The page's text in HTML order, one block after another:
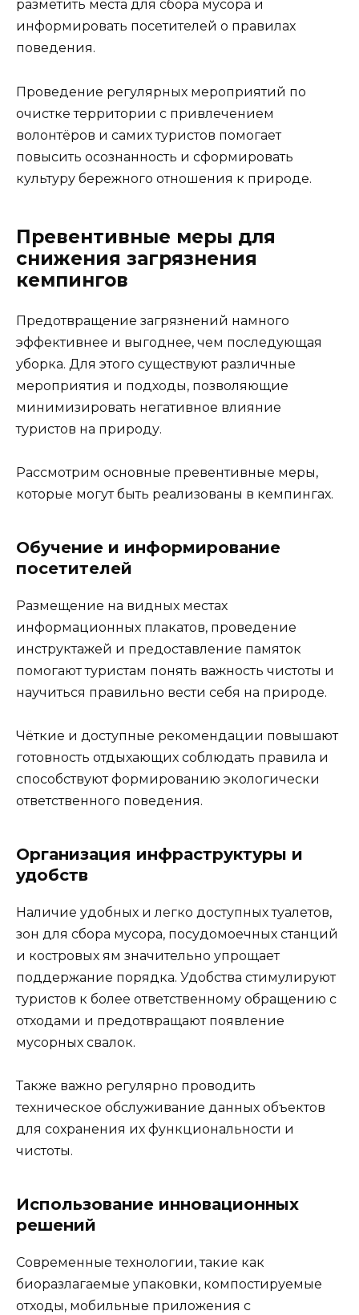
разметить места для сбора мусора и
информировать посетителей о правилах
поведения.
Проведение регулярных мероприятий по
очистке территории с привлечением
волонтёров и самих туристов помогает
повысить осознанность и сформировать
культуру бережного отношения к природе.
Превентивные меры для
снижения загрязнения
кемпингов
Предотвращение загрязнений намного
эффективнее и выгоднее, чем последующая
уборка. Для этого существуют различные
мероприятия и подходы, позволяющие
минимизировать негативное влияние
туристов на природу.
Рассмотрим основные превентивные меры,
которые могут быть реализованы в кемпингах.
Обучение и информирование
посетителей
Размещение на видных местах
информационных плакатов, проведение
инструктажей и предоставление памяток
помогают туристам понять важность чистоты и
научиться правильно вести себя на природе.
Чёткие и доступные рекомендации повышают
готовность отдыхающих соблюдать правила и
способствуют формированию экологически
ответственного поведения.
Организация инфраструктуры и
удобств
Наличие удобных и легко доступных туалетов,
зон для сбора мусора, посудомоечных станций
и костровых ям значительно упрощает
поддержание порядка. Удобства стимулируют
туристов к более ответственному обращению с
отходами и предотвращают появление
мусорных свалок.
Также важно регулярно проводить
техническое обслуживание данных объектов
для сохранения их функциональности и
чистоты.
Использование инновационных
решений
Современные технологии, такие как
биоразлагаемые упаковки, компостируемые
отходы, мобильные приложения с